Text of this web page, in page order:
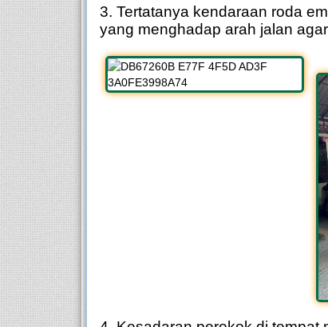
3. Tertatanya kendaraan roda
yang menghadap arah jalan agar